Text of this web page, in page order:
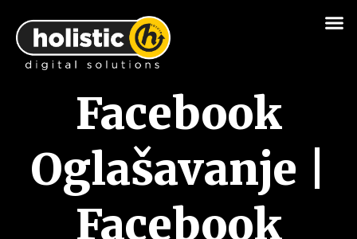
Facebook
Oglašavanje |
Facebook